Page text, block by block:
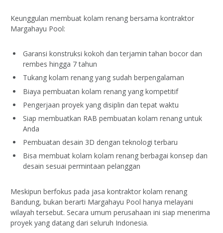
Keunggulan membuat kolam renang bersama kontraktor
Margahayu Pool:
Garansi konstruksi kokoh dan terjamin tahan bocor dan
rembes hingga 7 tahun
Tukang kolam renang yang sudah berpengalaman
Biaya pembuatan kolam renang yang kompetitif
Pengerjaan proyek yang disiplin dan tepat waktu
Siap membuatkan RAB pembuatan kolam renang untuk
Anda
Pembuatan desain 3D dengan teknologi terbaru
Bisa membuat kolam kolam renang berbagai konsep dan
desain sesuai permintaan pelanggan
Meskipun berfokus pada jasa kontraktor kolam renang
Bandung, bukan berarti Margahayu Pool hanya melayani
wilayah tersebut. Secara umum perusahaan ini siap menerima
proyek yang datang dari seluruh Indonesia.